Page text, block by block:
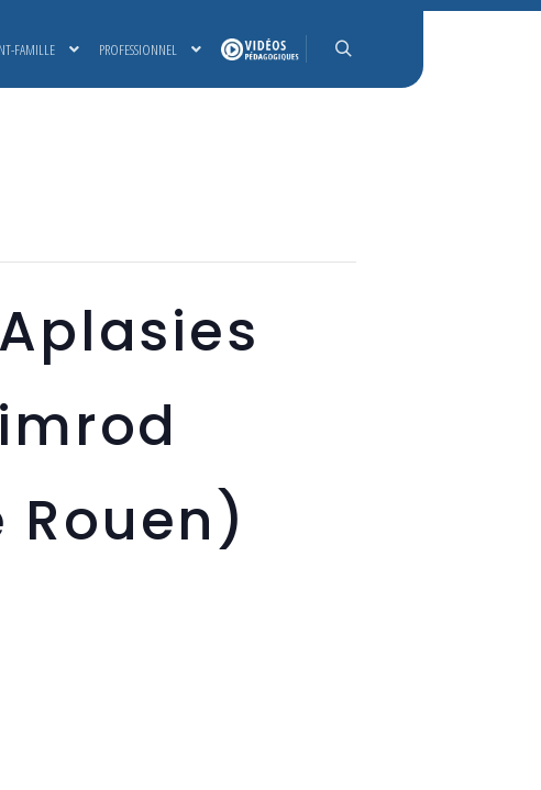
FAMILLE PROFESSIONNEL
Rechercher
Rouen)